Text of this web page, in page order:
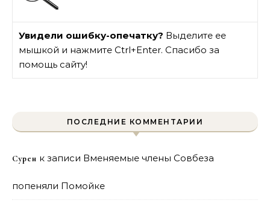
Увидели ошибку-опечатку? Выделите ее
мышкой и нажмите Ctrl+Enter. Спасибо за
помощь сайту!
ПОСЛЕДНИЕ КОММЕНТАРИИ
Сурен к записи Вменяемые члены Совбеза
попеняли Помойке